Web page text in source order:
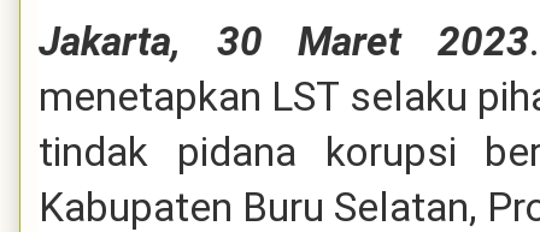
Jakarta, 30 Maret 2023
menetapkan LST selaku
tindak pidana korupsi
Kabupaten Buru Selatan,